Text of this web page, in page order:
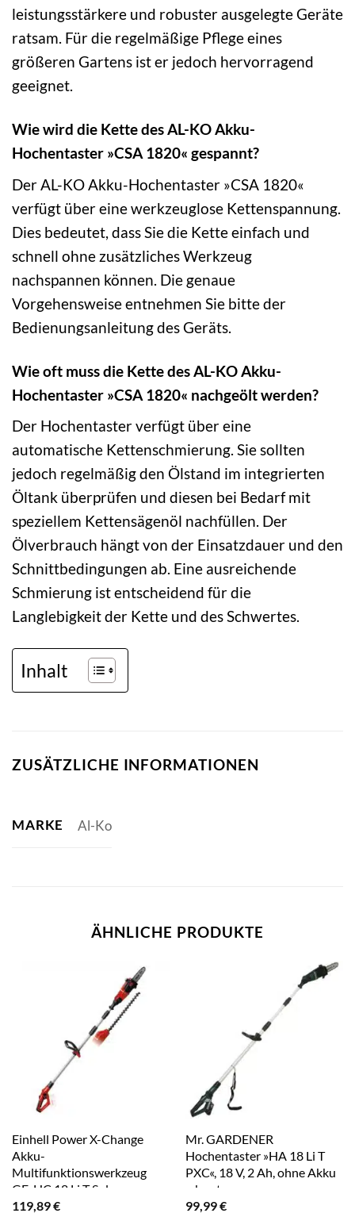
leistungsstärkere und robuster ausgelegte Geräte
ratsam. Für die regelmäßige Pflege eines
größeren Gartens ist er jedoch hervorragend
geeignet.
Wie wird die Kette des AL-KO Akku-
Hochentaster »CSA 1820« gespannt?
Der AL-KO Akku-Hochentaster »CSA 1820«
verfügt über eine werkzeuglose Kettenspannung.
Dies bedeutet, dass Sie die Kette einfach und
schnell ohne zusätzliches Werkzeug
nachspannen können. Die genaue
Vorgehensweise entnehmen Sie bitte der
Bedienungsanleitung des Geräts.
Wie oft muss die Kette des AL-KO Akku-
Hochentaster »CSA 1820« nachgeölt werden?
Der Hochentaster verfügt über eine
automatische Kettenschmierung. Sie sollten
jedoch regelmäßig den Ölstand im integrierten
Öltank überprüfen und diesen bei Bedarf mit
speziellem Kettensägenöl nachfüllen. Der
Ölverbrauch hängt von der Einsatzdauer und den
Schnittbedingungen ab. Eine ausreichende
Schmierung ist entscheidend für die
Langlebigkeit der Kette und des Schwertes.
Inhalt
ZUSÄTZLICHE INFORMATIONEN
MARKE Al-Ko
ÄHNLICHE PRODUKTE
Einhell Power X-Change
Akku-
Multifunktionswerkzeug
GE-HC 18 Li T Solo
119,89€
Mr. GARDENER
Hochentaster »HA 18 Li T
PXC«, 18 V, 2 Ah, ohne Akku
– bunt
99,99€